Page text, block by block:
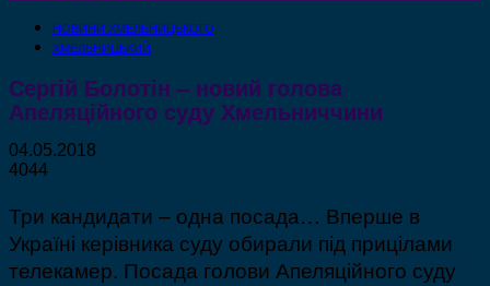
НОВИНИ ХМЕЛЬНИЦЬКОГО
ХМЕЛЬНИЦЬКИЙ
Сергій Болотін – новий голова
Апеляційного суду Хмельниччини
04.05.2018
4044
Три кандидати – одна посада… Вперше в
Україні керівника суду обирали під прицілами
телекамер. Посада голови Апеляційного суду